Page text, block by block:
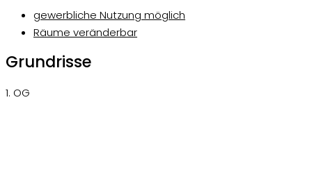
gewerbliche Nutzung möglich
Räume veränderbar
Grundrisse
1. OG